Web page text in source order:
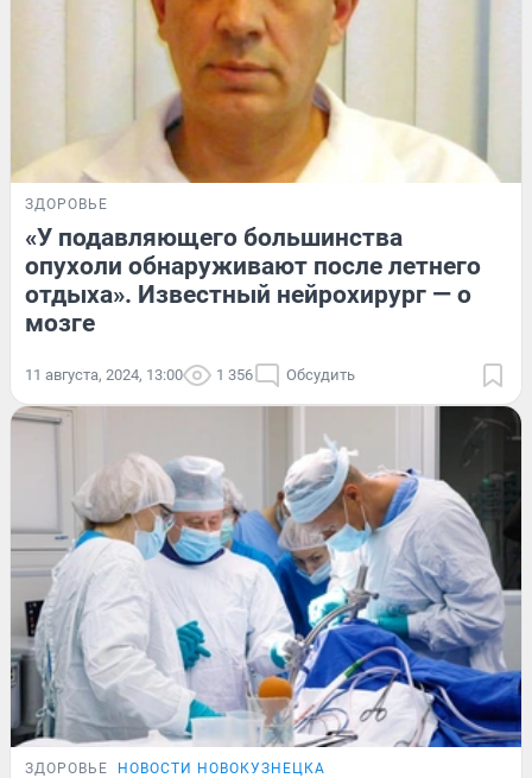
ЗДОРОВЬЕ
«У подавляющего большинства
опухоли обнаруживают после летнего
отдыха». Известный нейрохирург — о
мозге
11 августа, 2024, 13:00 1 356 Обсудить
ЗДОРОВЬЕ НОВОСТИ НОВОКУЗНЕЦКА